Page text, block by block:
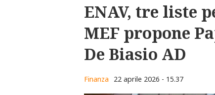
ENAV, tre liste
MEF propone
De Biasio AD
Finanza 22 aprile 2026 - 15.37